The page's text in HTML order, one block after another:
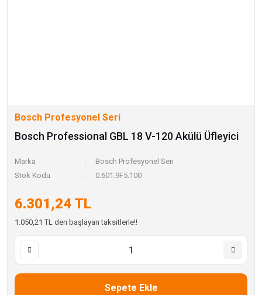
Bosch Profesyonel Seri
Bosch Professional GBL 18 V-120 Akülü Üfleyici
Marka
Bosch Profesyonel Seri
Stok Kodu
0.601.9F5.100
6.301,24 TL
1.050,21 TL den başlayan taksitlerle!!
Sepete Ekle